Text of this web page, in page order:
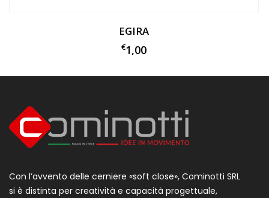
EGIRA
€1,00
Con l’avvento delle cerniere «soft close», Cominotti SRL
si è distinta per creatività e capacità progettuale,